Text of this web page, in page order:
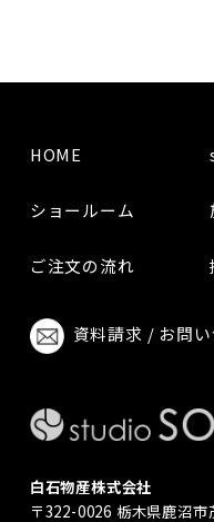
HOME
ショールーム
ご注文の流れ
資料請求 / お問い
白石物産株式会社
〒322-0026 栃木県鹿沼市